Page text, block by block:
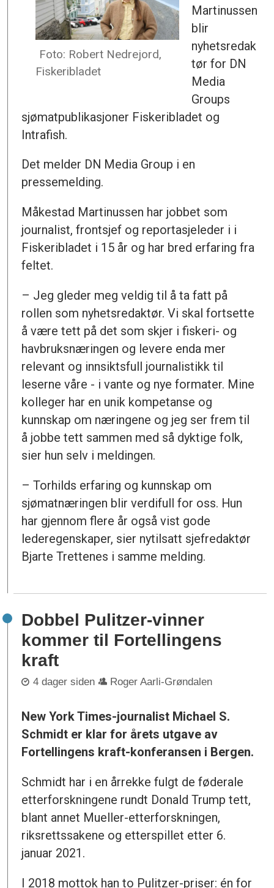
Foto: Robert Nedrejord,
Fiskeribladet
Martinussen
blir
nyhetsredak
tør for DN
Media
Groups
sjømatpublikasjoner Fiskeribladet og
Intrafish.
Det melder DN Media Group i en
pressemelding.
Måkestad Martinussen har jobbet som
journalist, frontsjef og reportasjeleder i i
Fiskeribladet i 15 år og har bred erfaring fra
feltet.
– Jeg gleder meg veldig til å ta fatt på
rollen som nyhetsredaktør. Vi skal fortsette
å være tett på det som skjer i fiskeri- og
havbruksnæringen og levere enda mer
relevant og innsiktsfull journalistikk til
leserne våre - i vante og nye formater. Mine
kolleger har en unik kompetanse og
kunnskap om næringene og jeg ser frem til
å jobbe tett sammen med så dyktige folk,
sier hun selv i meldingen.
– Torhilds erfaring og kunnskap om
sjømatnæringen blir verdifull for oss. Hun
har gjennom flere år også vist gode
lederegenskaper, sier nytilsatt sjefredaktør
Bjarte Trettenes i samme melding.
Dobbel Pulitzer-vinner
kommer til Fortellingens
kraft
4 dager siden Roger Aarli-Grøndalen
New York Times-journalist Michael S.
Schmidt er klar for årets utgave av
Fortellingens kraft-konferansen i Bergen.
Schmidt har i en årrekke fulgt de føderale
etterforskningene rundt Donald Trump tett,
blant annet Mueller-etterforskningen,
riksrettssakene og etterspillet etter 6.
januar 2021.
I 2018 mottok han to Pulitzer-priser: én for